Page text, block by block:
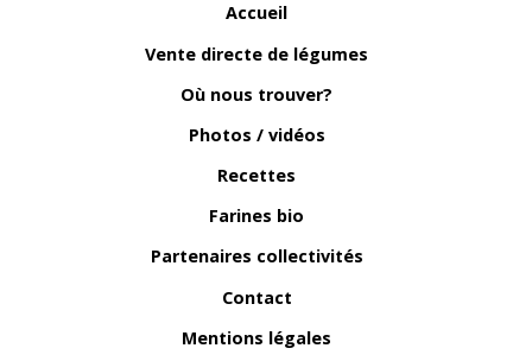
Accueil
Vente directe de légumes
Où nous trouver?
Photos / vidéos
Recettes
Farines bio
Partenaires collectivités
Contact
Mentions légales